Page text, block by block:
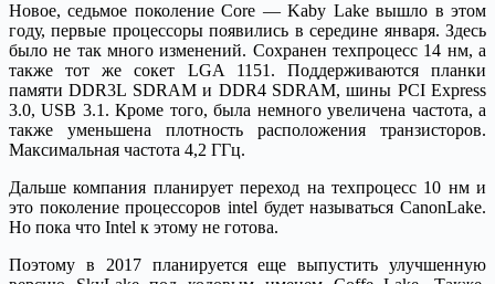
Новое, седьмое поколение Core — Kaby Lake вышло в этом
году, первые процессоры появились в середине января. Здесь
было не так много изменений. Сохранен техпроцесс 14 нм, а
также тот же сокет LGA 1151. Поддерживаются планки
памяти DDR3L SDRAM и DDR4 SDRAM, шины PCI Express
3.0, USB 3.1. Кроме того, была немного увеличена частота, а
также уменьшена плотность расположения транзисторов.
Максимальная частота 4,2 ГГц.
Дальше компания планирует переход на техпроцесс 10 нм и
это поколение процессоров intel будет называться CanonLake.
Но пока что Intel к этому не готова.
Поэтому в 2017 планируется еще выпустить улучшенную